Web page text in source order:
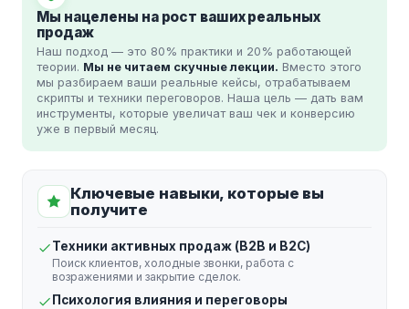
Мы нацелены на рост ваших реальных
продаж
Наш подход — это 80% практики и 20% работающей
теории. Мы не читаем скучные лекции. Вместо этого
мы разбираем ваши реальные кейсы, отрабатываем
скрипты и техники переговоров. Наша цель — дать вам
инструменты, которые увеличат ваш чек и конверсию
уже в первый месяц.
Ключевые навыки, которые вы
получите
Техники активных продаж (B2B и B2C)
Поиск клиентов, холодные звонки, работа с
возражениями и закрытие сделок.
Психология влияния и переговоры